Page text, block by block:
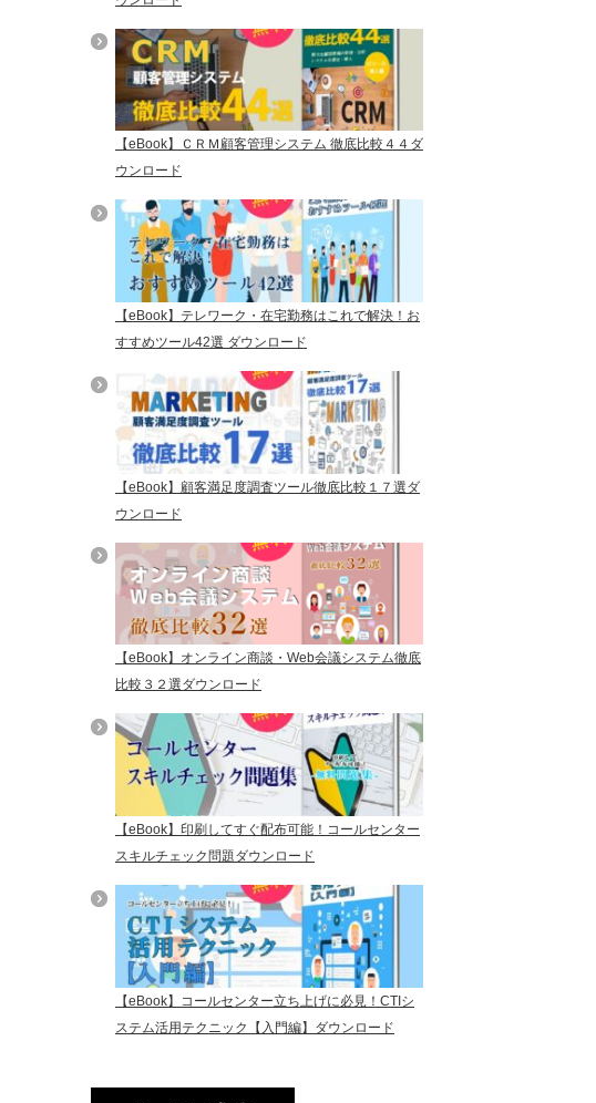
【eBook】ＣＲＭ顧客管理システム 徹底比較４４ダ
ウンロード
【eBook】テレワーク・在宅勤務はこれで解決！お
すすめツール42選 ダウンロード
【eBook】顧客満足度調査ツール徹底比較１７選ダ
ウンロード
【eBook】オンライン商談・Web会議システム徹底
比較３２選ダウンロード
【eBook】印刷してすぐ配布可能！コールセンター
スキルチェック問題ダウンロード
【eBook】コールセンター立ち上げに必見！CTIシ
ステム活用テクニック【入門編】ダウンロード